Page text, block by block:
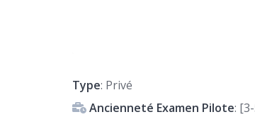
Type: Privé
Ancienneté Examen Pilote: